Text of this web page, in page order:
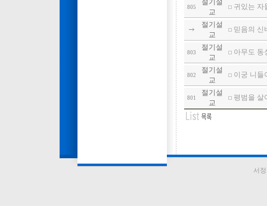
805
절기설
교
귀있는 자
절기설
교
믿음의 신
803
절기설
교
아무도 동
802
절기설
교
이궁 니들
801
절기설
교
평범을 살
서